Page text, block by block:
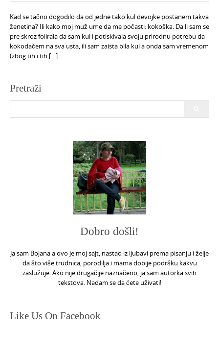
Kad se tačno dogodilo da od jedne tako kul devojke postanem takva
ženetina? Ili kako moj muž ume da me počasti: kokoška. Da li sam se
pre skroz folirala da sam kul i potiskivala svoju prirodnu potrebu da
kokodačem na sva usta, ili sam zaista bila kul a onda sam vremenom
(zbog tih i tih […]
Pretraži
Dobro došli!
Ja sam Bojana a ovo je moj sajt, nastao iz ljubavi prema pisanju i želje
da što više trudnica, porodilja i mama dobije podršku kakvu
zaslužuje. Ako nije drugačije naznačeno, ja sam autorka svih
tekstova. Nadam se da ćete uživati!
Like Us On Facebook